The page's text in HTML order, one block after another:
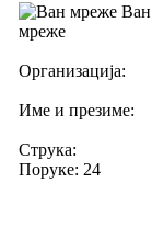
Ван
мреже
Организација:
Име и презиме:
Струка:
Поруке: 24